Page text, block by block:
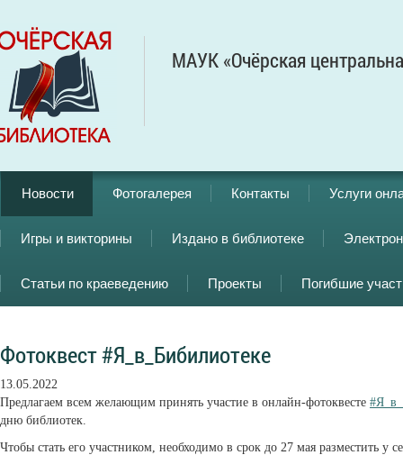
МАУК «Очёрская
Новости Фотогалерея Контакты Услуги
Игры и викторины Издано в библиотеке
Статьи по краеведению Проекты Погибшие
Фотоквест #Я_в_Бибилиотеке
13.05.2022
Предлагаем всем желающим принять участие в онлайн-фотоквесте
дню библиотек.
Чтобы стать его участником, необходимо в срок до 27 мая разместить у